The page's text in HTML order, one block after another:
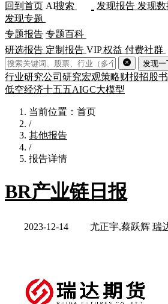
回到首页 AI搜索 发现报告 发现
发现专题
专题报告 专题百科
研选报告 定制报告 VIP权益 付费社群
发现一
行业研究公司研究宏观策略财报招股书
低空经济十五五AIGC大模型
当前位置：首页
/
其他报告
/
报告详情
BR产业链日报
2023-12-14 尤正宇,蔡跃辉 瑞